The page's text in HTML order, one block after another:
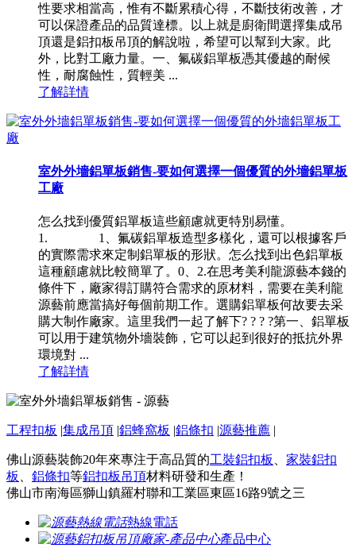
性要求相當高，惟有不斷累積心得，不斷技術改善，才
可以保證產品的品質達標。以上就是廚衛間選擇集成吊
頂還是鋁扣板吊頂的解說啦，希望可以幫到大家。此
外，比對工廠力量。一、氟碳鋁單板憑其優越的耐候
性，耐腐蝕性，質輕美 ...
了解詳情
室外外墻鋁單板銷售-要如何選擇一個優質的外墻鋁單板
工廠
怎么找到優質鋁單板這些顧慮就更特別易懂。
1. 1、氟碳鋁單板造型多樣化，還可以根據客戶
的實際需求來定制鋁單板的形狀。怎么找到出色鋁單板
這種顧慮就比較簡單了。0、2.在思考美利龍源藝本錢的
條件下，廠家得訂購符合需求的原材料，需要在美利龍
源藝前應當搞好每個前期工作。選購鋁單板何故要去采
購大制作廠家。這里我們一起了解下? ? ? ?第一、鋁單板
可以用于建筑物外墻裝飾，它可以起到很好的抵抗外界
環境對 ...
了解詳情
工程扣板 |集成吊頂 |鋁蜂窩板 |鋁條扣 |源藝推薦 |
佛山源藝裝飾20年來專注于高品質的工裝鋁扣板
家裝鋁扣
板
鋁條扣等鋁扣板吊頂材料研發和生產！
佛山市南海區獅山鎮羅村聯和工業區東區16路9號之三
熱線電話
產品中心